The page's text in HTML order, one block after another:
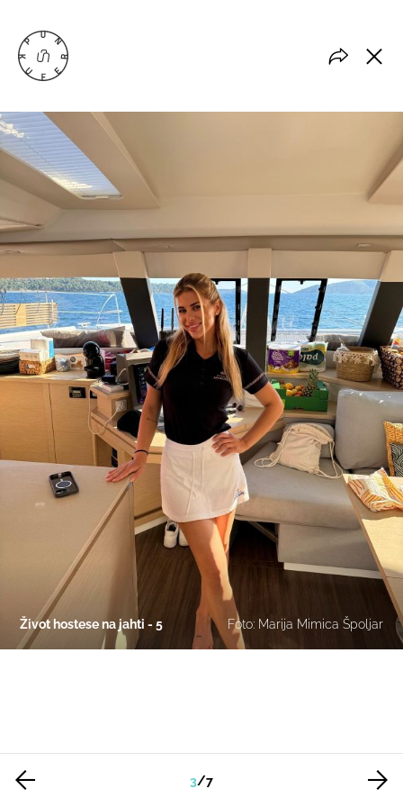
Život hostese na jahti - 5 Foto: Marija Mimica Špoljar
3/7